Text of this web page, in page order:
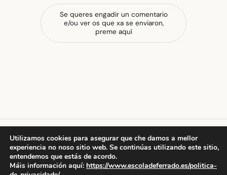
Se queres engadir un comentario
e/ou ver os que xa se enviaron,
preme aquí
escola de ferrado
Utilizamos cookies para asegurar que che damos a mellor
experiencia no noso sitio web. Se continúas utilizando este sitio,
entendemos que estás de acordo.
Máis información aquí: https://www.escoladeferrado.es/politica-